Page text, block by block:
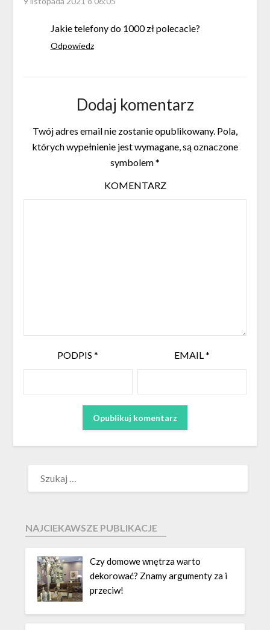
Jakie telefony do 1000 zł polecacie?
Odpowiedz
Dodaj komentarz
Twój adres email nie zostanie opublikowany. Pola,
których wypełnienie jest wymagane, są oznaczone
symbolem*
KOMENTARZ
PODPIS* EMAIL*
NAJCIEKAWSZE PUBLIKACJE
Czy domowe wnętrza warto
dekorować? Znamy argumenty za i
przeciw!